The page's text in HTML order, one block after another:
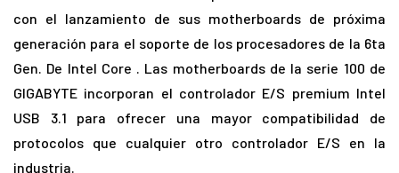
con el lanzamiento de sus motherboards de próxima
generación para el soporte de los procesadores de la 6ta
Gen. De Intel Core . Las motherboards de la serie 100 de
GIGABYTE incorporan el controlador E/S premium Intel
USB 3.1 para ofrecer una mayor compatibilidad de
protocolos que cualquier otro controlador E/S en la
industria.